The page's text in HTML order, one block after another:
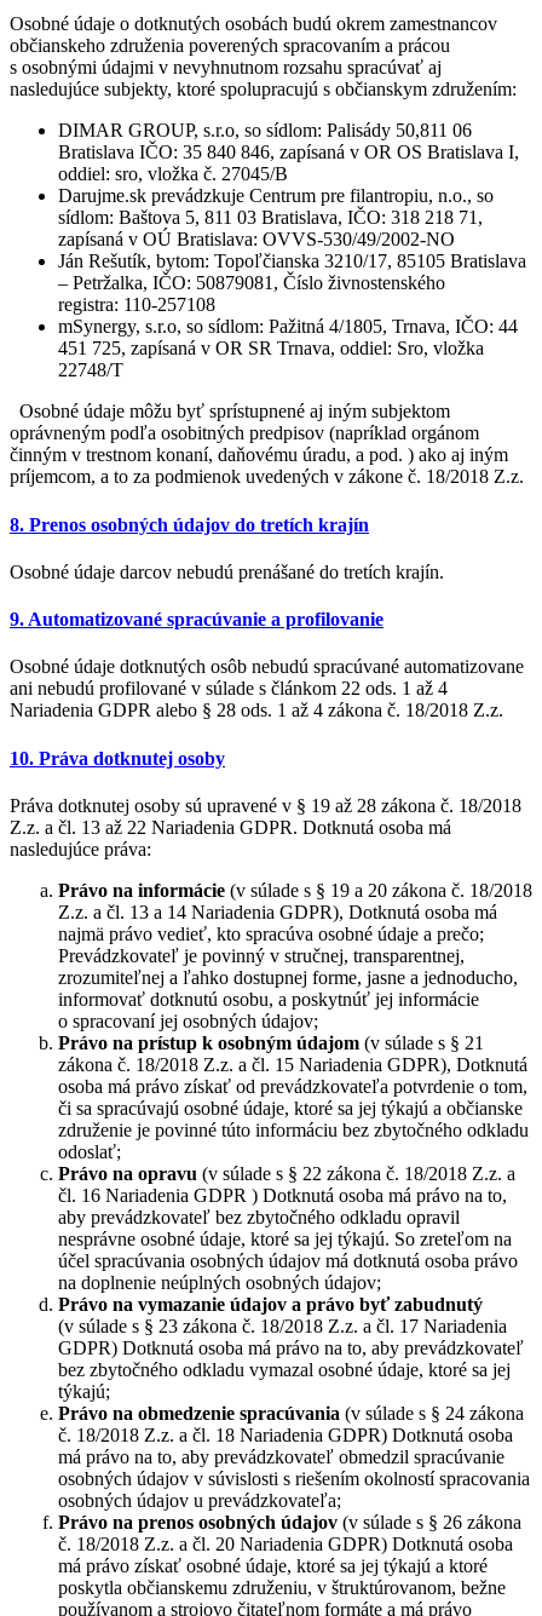
Osobné údaje o dotknutých osobách budú okrem zamestnancov
občianskeho združenia poverených spracovaním a prácou
s osobnými údajmi v nevyhnutnom rozsahu spracúvať aj
nasledujúce subjekty, ktoré spolupracujú s občianskym združením:
DIMAR GROUP, s.r.o, so sídlom: Palisády 50,811 06
Bratislava IČO: 35 840 846, zapísaná v OR OS Bratislava I,
oddiel: sro, vložka č. 27045/B
Darujme.sk prevádzkuje Centrum pre filantropiu, n.o., so
sídlom: Baštova 5, 811 03 Bratislava, IČO: 318 218 71,
zapísaná v OÚ Bratislava: OVVS-530/49/2002-NO
Ján Rešutík, bytom: Topoľčianska 3210/17, 85105 Bratislava
– Petržalka, IČO: 50879081, Číslo živnostenského
registra: 110-257108
mSynergy, s.r.o, so sídlom: Pažitná 4/1805, Trnava, IČO: 44
451 725, zapísaná v OR SR Trnava, oddiel: Sro, vložka
22748/T
Osobné údaje môžu byť sprístupnené aj iným subjektom
oprávneným podľa osobitných predpisov (napríklad orgánom
činným v trestnom konaní, daňovému úradu, a pod. ) ako aj iným
príjemcom, a to za podmienok uvedených v zákone č. 18/2018 Z.z.
8. Prenos osobných údajov do tretích krajín
Osobné údaje darcov nebudú prenášané do tretích krajín.
9. Automatizované spracúvanie a profilovanie
Osobné údaje dotknutých osôb nebudú spracúvané automatizovane
ani nebudú profilované v súlade s článkom 22 ods. 1 až 4
Nariadenia GDPR alebo § 28 ods. 1 až 4 zákona č. 18/2018 Z.z.
10. Práva dotknutej osoby
Práva dotknutej osoby sú upravené v § 19 až 28 zákona č. 18/2018
Z.z. a čl. 13 až 22 Nariadenia GDPR. Dotknutá osoba má
nasledujúce práva:
Právo na informácie (v súlade s § 19 a 20 zákona č. 18/2018
Z.z. a čl. 13 a 14 Nariadenia GDPR), Dotknutá osoba má
najmä právo vedieť, kto spracúva osobné údaje a prečo;
Prevádzkovateľ je povinný v stručnej, transparentnej,
zrozumiteľnej a ľahko dostupnej forme, jasne a jednoducho,
informovať dotknutú osobu, a poskytnúť jej informácie
o spracovaní jej osobných údajov;
Právo na prístup k osobným údajom (v súlade s § 21
zákona č. 18/2018 Z.z. a čl. 15 Nariadenia GDPR), Dotknutá
osoba má právo získať od prevádzkovateľa potvrdenie o tom,
či sa spracúvajú osobné údaje, ktoré sa jej týkajú a občianske
združenie je povinné túto informáciu bez zbytočného odkladu
odoslať;
Právo na opravu (v súlade s § 22 zákona č. 18/2018 Z.z. a
čl. 16 Nariadenia GDPR ) Dotknutá osoba má právo na to,
aby prevádzkovateľ bez zbytočného odkladu opravil
nesprávne osobné údaje, ktoré sa jej týkajú. So zreteľom na
účel spracúvania osobných údajov má dotknutá osoba právo
na doplnenie neúplných osobných údajov;
Právo na vymazanie údajov a právo byť zabudnutý
(v súlade s § 23 zákona č. 18/2018 Z.z. a čl. 17 Nariadenia
GDPR) Dotknutá osoba má právo na to, aby prevádzkovateľ
bez zbytočného odkladu vymazal osobné údaje, ktoré sa jej
týkajú;
Právo na obmedzenie spracúvania (v súlade s § 24 zákona
č. 18/2018 Z.z. a čl. 18 Nariadenia GDPR) Dotknutá osoba
má právo na to, aby prevádzkovateľ obmedzil spracúvanie
osobných údajov v súvislosti s riešením okolností spracovania
osobných údajov u prevádzkovateľa;
Právo na prenos osobných údajov (v súlade s § 26 zákona
č. 18/2018 Z.z. a čl. 20 Nariadenia GDPR) Dotknutá osoba
má právo získať osobné údaje, ktoré sa jej týkajú a ktoré
poskytla občianskemu združeniu, v štruktúrovanom, bežne
používanom a strojovo čitateľnom formáte a má právo